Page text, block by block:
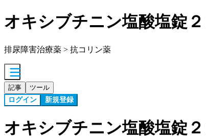
オキシブチニン塩酸塩錠２
排尿障害治療薬 > 抗コリン薬
記事 ツール
ログイン 新規登録
オキシブチニン塩酸塩錠２